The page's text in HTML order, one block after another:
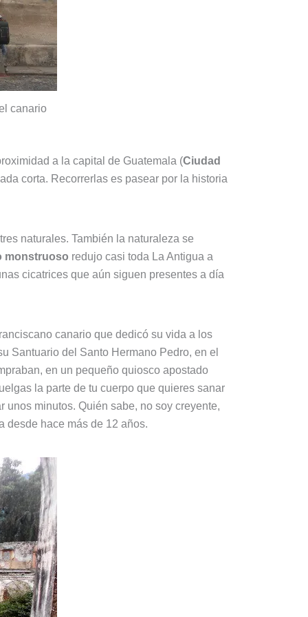
canario
a la capital de Guatemala (Ciudad
corta. Recorrerlas es pasear por la historia
naturales. También la naturaleza se
monstruoso redujo casi toda La Antigua a
cicatrices que aún siguen presentes a día
canario que dedicó su vida a los
Santuario del Santo Hermano Pedro, en el
en un pequeño quiosco apostado
la parte de tu cuerpo que quieres sanar
unos minutos. Quién sabe, no soy creyente,
desde hace más de 12 años.